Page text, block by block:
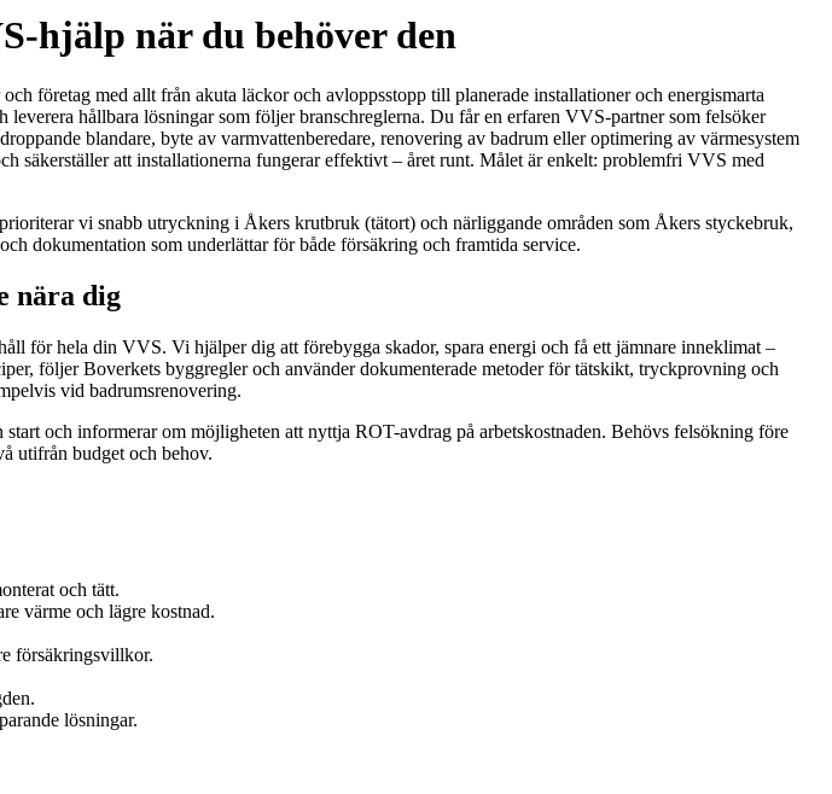
hjälp när du behöver den
företag med allt från akuta läckor och avloppsstopp till planerade installationer och energismarta
hållbara lösningar som följer branschreglerna. Du får en erfaren VVS-partner som felsöker
blandare, byte av varmvattenberedare, renovering av badrum eller optimering av värmesystem
säkerställer att installationerna fungerar effektivt – året runt. Målet är enkelt: problemfri VVS med
vi snabb utryckning i Åkers krutbruk (tätort) och närliggande områden som Åkers styckebruk,
dokumentation som underlättar för både försäkring och framtida service.
nära dig
för hela din VVS. Vi hjälper dig att förebygga skador, spara energi och få ett jämnare inneklimat –
följer Boverkets byggregler och använder dokumenterade metoder för tätskikt, tryckprovning och
vid badrumsrenovering.
och informerar om möjligheten att nyttja ROT-avdrag på arbetskostnaden. Behövs felsökning före
utifrån budget och behov.
och tätt.
värme och lägre kostnad.
försäkringsvillkor.
lösningar.